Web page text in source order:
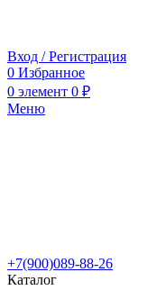
Вход / Регистрация
0 Избранное
0 элемент 0 ₽
Меню
+7(900)089-88-26
Каталог